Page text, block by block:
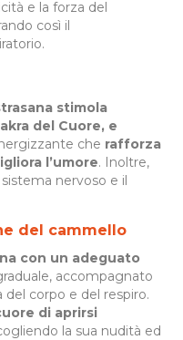
e la forza del
così il
stimola
del Cuore, e
che rafforza
l’umore. Inoltre,
nervoso e il
del cammello
con un adeguato
accompagnato
corpo e del respiro.
di aprirsi
la sua nudità ed